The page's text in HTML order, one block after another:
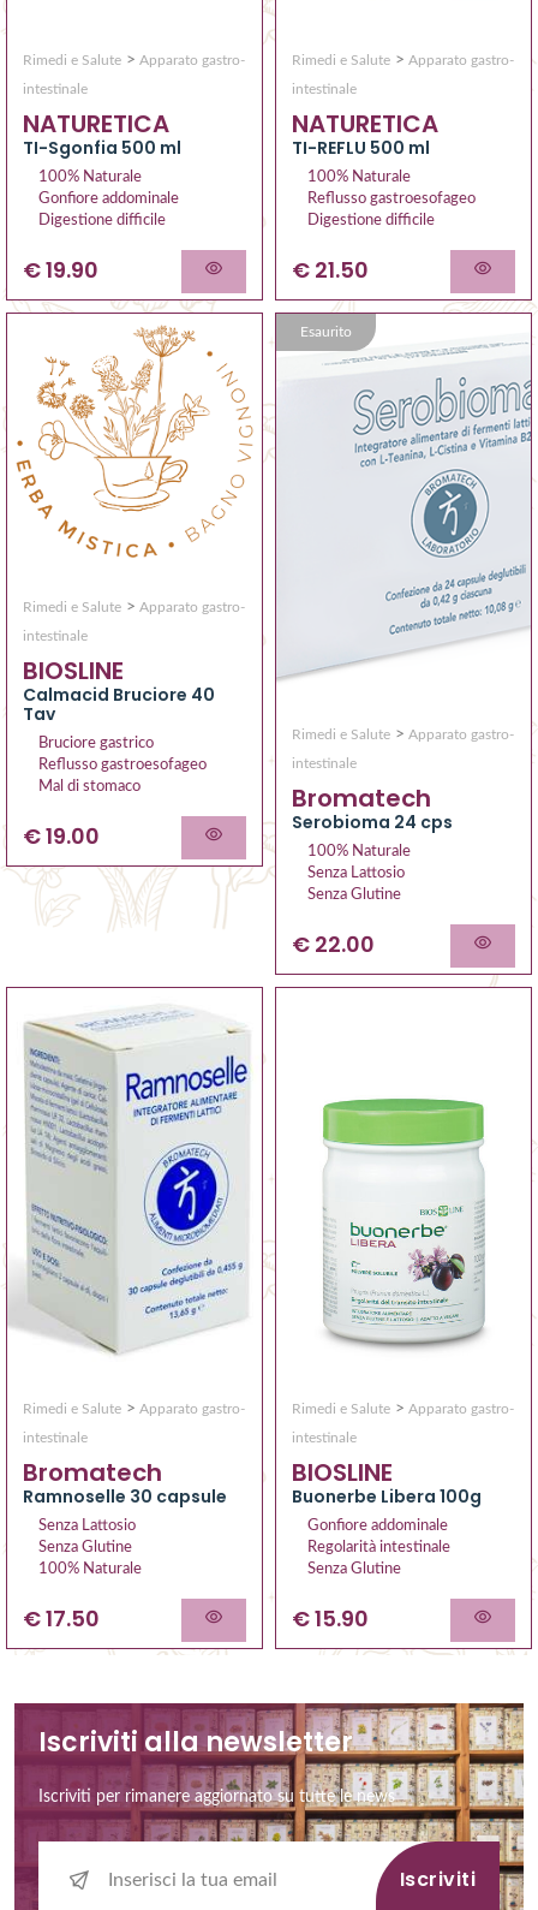
Rimedi e Salute > Apparato gastro-
intestinale
NATURETICA
TI-Sgonfia 500 ml
100% Naturale
Gonfiore addominale
Digestione difficile
€ 19.90
Rimedi e Salute > Apparato gastro-
intestinale
NATURETICA
TI-REFLU 500 ml
100% Naturale
Reflusso gastroesofageo
Digestione difficile
€ 21.50
Rimedi e Salute > Apparato gastro-
intestinale
BIOSLINE
Calmacid Bruciore 40
Tav
Bruciore gastrico
Reflusso gastroesofageo
Mal di stomaco
€ 19.00
Esaurito
Rimedi e Salute > Apparato gastro-
intestinale
Bromatech
Serobioma 24 cps
100% Naturale
Senza Lattosio
Senza Glutine
€ 22.00
Rimedi e Salute > Apparato gastro-
intestinale
Bromatech
Ramnoselle 30 capsule
Senza Lattosio
Senza Glutine
100% Naturale
€ 17.50
Rimedi e Salute > Apparato gastro-
intestinale
BIOSLINE
Buonerbe Libera 100g
Gonfiore addominale
Regolarità intestinale
Senza Glutine
€ 15.90
Iscriviti alla newsletter
Iscriviti per rimanere aggiornato su tutte le news
Iscriviti